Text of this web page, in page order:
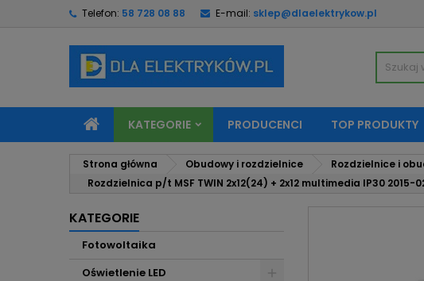
Telefon: 58 728 08 88 E-mail: sklep@dlaelektrykow.pl
KATEGORIE PRODUCENCI TOP PRODUKTY
Strona główna Obudowy i rozdzielnice Rozdzielnice i
Rozdzielnica p/t MSF TWIN 2x12(24) + 2x12 multimedia IP30
KATEGORIE
Fotowoltaika
Oświetlenie LED
Moje
Utwórz
Utwórz
Zaloguj
Musisz być